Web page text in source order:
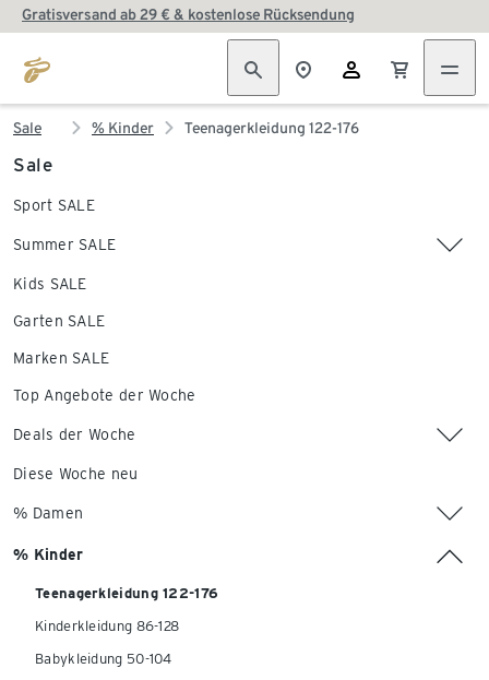
Gratisversand ab 29 € & kostenlose Rücksendung
Sale % Kinder Teenagerkleidung 122-176
Sale
Sport SALE
Summer SALE
Kids SALE
Garten SALE
Marken SALE
Top Angebote der Woche
Deals der Woche
Diese Woche neu
% Damen
% Kinder
Teenagerkleidung 122-176
Kinderkleidung 86-128
Babykleidung 50-104